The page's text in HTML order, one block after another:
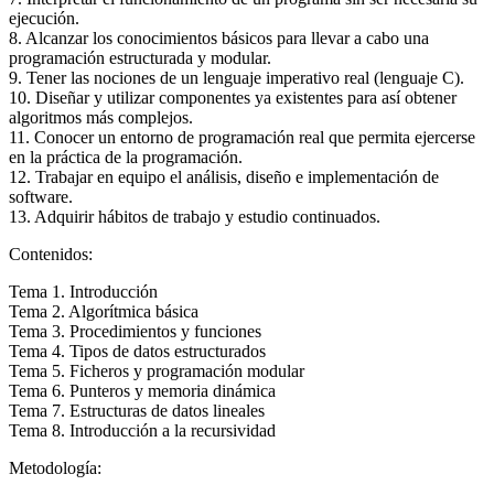
ejecución.
8. Alcanzar los conocimientos básicos para llevar a cabo una
programación estructurada y modular.
9. Tener las nociones de un lenguaje imperativo real (lenguaje C).
10. Diseñar y utilizar componentes ya existentes para así obtener
algoritmos más complejos.
11. Conocer un entorno de programación real que permita ejercerse
en la práctica de la programación.
12. Trabajar en equipo el análisis, diseño e implementación de
software.
13. Adquirir hábitos de trabajo y estudio continuados.
Contenidos:
Tema 1. Introducción
Tema 2. Algorítmica básica
Tema 3. Procedimientos y funciones
Tema 4. Tipos de datos estructurados
Tema 5. Ficheros y programación modular
Tema 6. Punteros y memoria dinámica
Tema 7. Estructuras de datos lineales
Tema 8. Introducción a la recursividad
Metodología: